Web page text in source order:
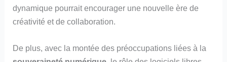
dynamique pourrait encourager une nouvelle ère de
créativité et de collaboration.
De plus, avec la montée des préoccupations liées à la